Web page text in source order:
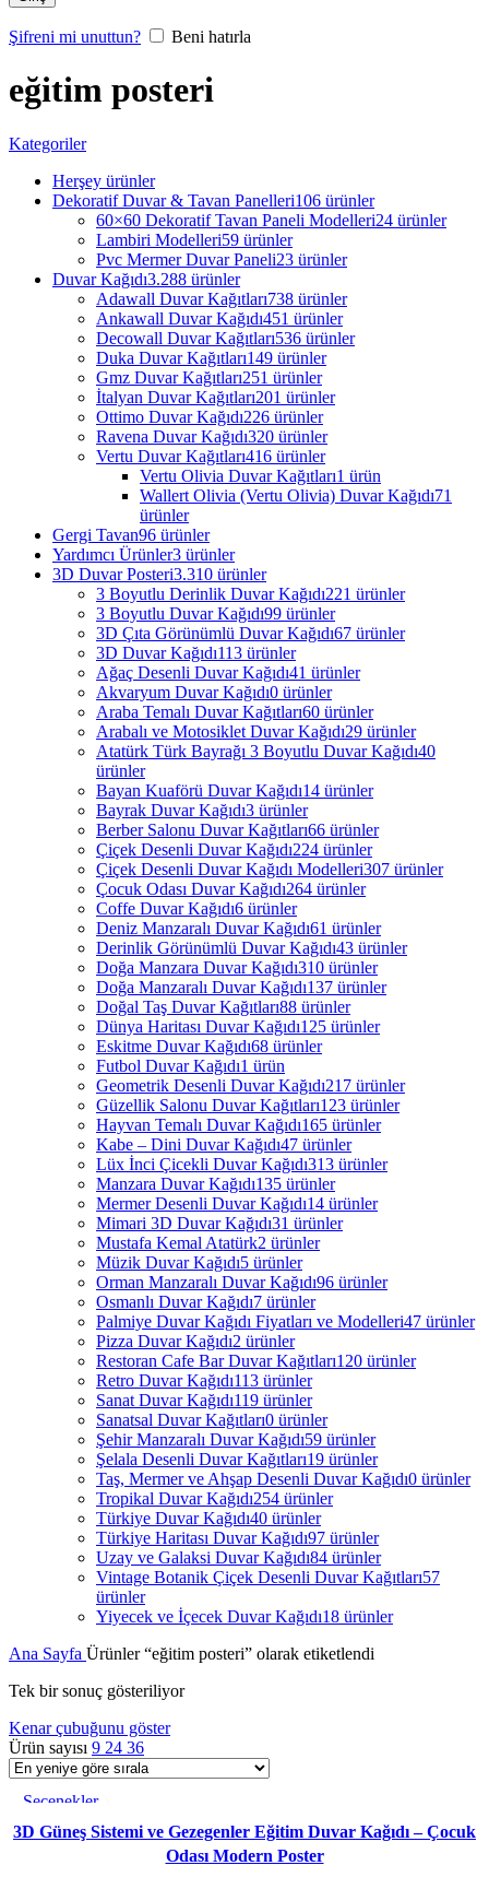
Şifreni mi unuttun? Beni hatırla
eğitim posteri
Kategoriler
Herşey ürünler
Dekoratif Duvar & Tavan Panelleri106 ürünler
60×60 Dekoratif Tavan Paneli Modelleri24 ürünler
Lambiri Modelleri59 ürünler
Pvc Mermer Duvar Paneli23 ürünler
Duvar Kağıdı3.288 ürünler
Adawall Duvar Kağıtları738 ürünler
Ankawall Duvar Kağıdı451 ürünler
Decowall Duvar Kağıtları536 ürünler
Duka Duvar Kağıtları149 ürünler
Gmz Duvar Kağıtları251 ürünler
İtalyan Duvar Kağıtları201 ürünler
Ottimo Duvar Kağıdı226 ürünler
Ravena Duvar Kağıdı320 ürünler
Vertu Duvar Kağıtları416 ürünler
Vertu Olivia Duvar Kağıtları1 ürün
Wallert Olivia (Vertu Olivia) Duvar Kağıdı71
ürünler
Gergi Tavan96 ürünler
Yardımcı Ürünler3 ürünler
3D Duvar Posteri3.310 ürünler
3 Boyutlu Derinlik Duvar Kağıdı221 ürünler
3 Boyutlu Duvar Kağıdı99 ürünler
3D Çıta Görünümlü Duvar Kağıdı67 ürünler
3D Duvar Kağıdı113 ürünler
Ağaç Desenli Duvar Kağıdı41 ürünler
Akvaryum Duvar Kağıdı0 ürünler
Araba Temalı Duvar Kağıtları60 ürünler
Arabalı ve Motosiklet Duvar Kağıdı29 ürünler
Atatürk Türk Bayrağı 3 Boyutlu Duvar Kağıdı40
ürünler
Bayan Kuaförü Duvar Kağıdı14 ürünler
Bayrak Duvar Kağıdı3 ürünler
Berber Salonu Duvar Kağıtları66 ürünler
Çiçek Desenli Duvar Kağıdı224 ürünler
Çiçek Desenli Duvar Kağıdı Modelleri307 ürünler
Çocuk Odası Duvar Kağıdı264 ürünler
Coffe Duvar Kağıdı6 ürünler
Deniz Manzaralı Duvar Kağıdı61 ürünler
Derinlik Görünümlü Duvar Kağıdı43 ürünler
Doğa Manzara Duvar Kağıdı310 ürünler
Doğa Manzaralı Duvar Kağıdı137 ürünler
Doğal Taş Duvar Kağıtları88 ürünler
Dünya Haritası Duvar Kağıdı125 ürünler
Eskitme Duvar Kağıdı68 ürünler
Futbol Duvar Kağıdı1 ürün
Geometrik Desenli Duvar Kağıdı217 ürünler
Güzellik Salonu Duvar Kağıtları123 ürünler
Hayvan Temalı Duvar Kağıdı165 ürünler
Kabe – Dini Duvar Kağıdı47 ürünler
Lüx İnci Çicekli Duvar Kağıdı313 ürünler
Manzara Duvar Kağıdı135 ürünler
Mermer Desenli Duvar Kağıdı14 ürünler
Mimari 3D Duvar Kağıdı31 ürünler
Mustafa Kemal Atatürk2 ürünler
Müzik Duvar Kağıdı5 ürünler
Orman Manzaralı Duvar Kağıdı96 ürünler
Osmanlı Duvar Kağıdı7 ürünler
Palmiye Duvar Kağıdı Fiyatları ve Modelleri47 ürünler
Pizza Duvar Kağıdı2 ürünler
Restoran Cafe Bar Duvar Kağıtları120 ürünler
Retro Duvar Kağıdı113 ürünler
Sanat Duvar Kağıdı119 ürünler
Sanatsal Duvar Kağıtları0 ürünler
Şehir Manzaralı Duvar Kağıdı59 ürünler
Şelala Desenli Duvar Kağıtları19 ürünler
Taş, Mermer ve Ahşap Desenli Duvar Kağıdı0 ürünler
Tropikal Duvar Kağıdı254 ürünler
Türkiye Duvar Kağıdı40 ürünler
Türkiye Haritası Duvar Kağıdı97 ürünler
Uzay ve Galaksi Duvar Kağıdı84 ürünler
Vintage Botanik Çiçek Desenli Duvar Kağıtları57
ürünler
Yiyecek ve İçecek Duvar Kağıdı18 ürünler
Ana Sayfa Ürünler “eğitim posteri” olarak etiketlendi
Tek bir sonuç gösteriliyor
Kenar çubuğunu göster
Ürün sayısı 9 24 36
Seçenekler
Favorilere ekle
3D Güneş Sistemi ve Gezegenler Eğitim Duvar Kağıdı – Çocuk
Odası Modern Poster